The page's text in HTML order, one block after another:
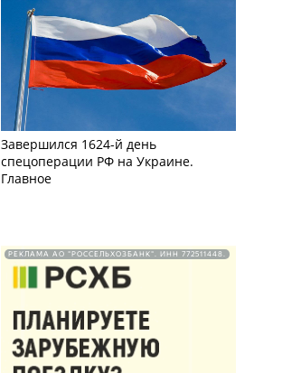
Завершился 1624-й день
спецоперации РФ на Украине.
Главное
РЕКЛАМА АО "РОССЕЛЬХОЗБАНК". ИНН 772511448.